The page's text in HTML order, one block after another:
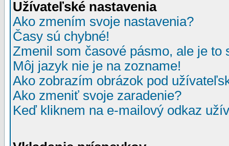
Užívateľské nastavenia
Ako zmením svoje nastavenia?
Časy sú chybné!
Zmenil som časové pásmo, ale je to
Môj jazyk nie je na zozname!
Ako zobrazím obrázok pod
Ako zmeniť svoje zaradenie?
Keď kliknem na e-mailový odkaz